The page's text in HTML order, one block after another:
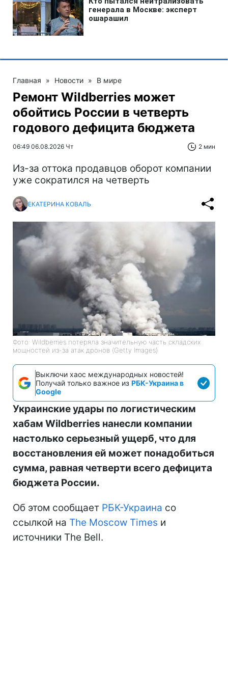
Главная » Новости » В мире
Ремонт Wildberries может
обойтись России в четверть
годового дефицита бюджета
06:49 06.08.2026 Чт 2 мин
Из-за оттока продавцов оборот компании
уже сократился на четверть
ЕКАТЕРИНА КОВАЛЬ
Фото: Wildberries потеряла значительную часть складских
мощностей из-за атак дронов (Getty Images)
Выключи хаос международных новостей!
Получай только важное из РБК-Украина в
Google
Украинские удары по логистическим
хабам Wildberries нанесли компании
настолько серьезный ущерб, что для
восстановления ей может понадобиться
сумма, равная четверти всего дефицита
бюджета России.
Об этом сообщает РБК-Украина со
ссылкой на The Moscow Times и
источники The Bell.